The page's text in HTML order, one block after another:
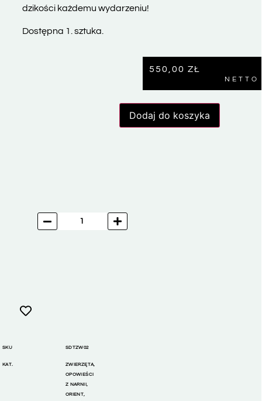
dzikości każdemu wydarzeniu!
Dostępna 1. sztuka.
550,00 ZŁ
NETTO
Dodaj do koszyka
SKU SDTZW02
KAT. ZWIERZĘTA,
OPOWIEŚCI
Z NARNII,
ORIENT,